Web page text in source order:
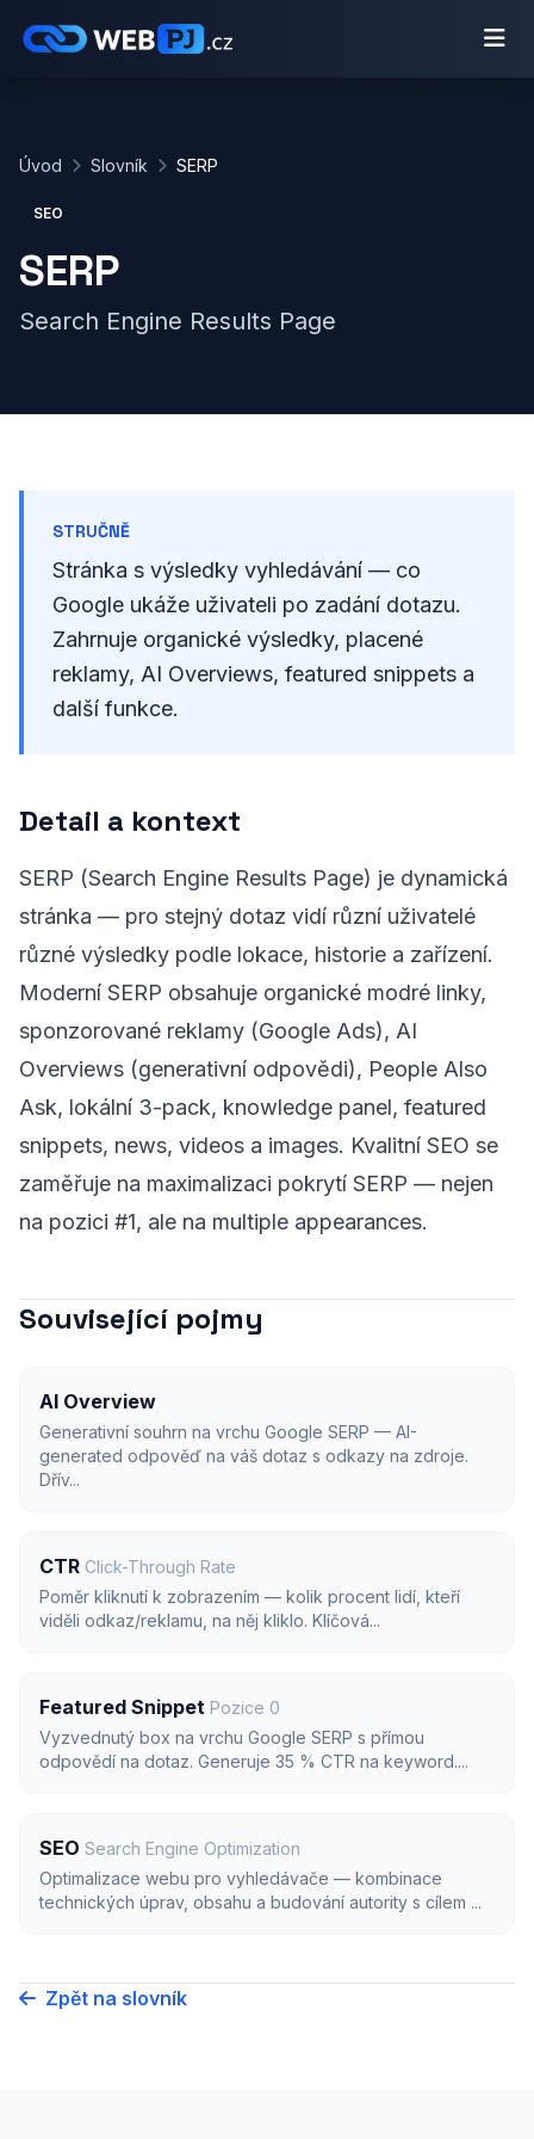
Úvod Slovník SERP
SEO
SERP
Search Engine Results Page
STRUČNĚ
Stránka s výsledky vyhledávání — co
Google ukáže uživateli po zadání dotazu.
Zahrnuje organické výsledky, placené
reklamy, AI Overviews, featured snippets a
další funkce.
Detail a kontext
SERP (Search Engine Results Page) je dynamická
stránka — pro stejný dotaz vidí různí uživatelé
různé výsledky podle lokace, historie a zařízení.
Moderní SERP obsahuje organické modré linky,
sponzorované reklamy (Google Ads), AI
Overviews (generativní odpovědi), People Also
Ask, lokální 3-pack, knowledge panel, featured
snippets, news, videos a images. Kvalitní SEO se
zaměřuje na maximalizaci pokrytí SERP — nejen
na pozici #1, ale na multiple appearances.
Související pojmy
AI Overview
Generativní souhrn na vrchu Google SERP — AI-
generated odpověď na váš dotaz s odkazy na zdroje.
Dřív...
CTR Click-Through Rate
Poměr kliknutí k zobrazením — kolik procent lidí, kteří
viděli odkaz/reklamu, na něj kliklo. Klíčová...
Featured Snippet Pozice 0
Vyzvednutý box na vrchu Google SERP s přímou
odpovědí na dotaz. Generuje 35 % CTR na keyword....
SEO Search Engine Optimization
Optimalizace webu pro vyhledávače — kombinace
technických úprav, obsahu a budování autority s cílem ...
Zpět na slovník